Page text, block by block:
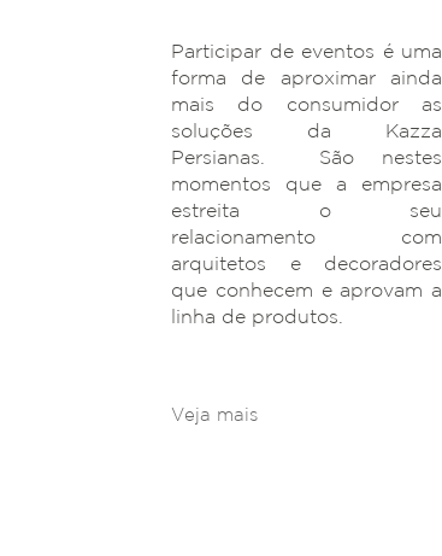
Participar de eventos é uma
forma de aproximar ainda
mais do consumidor as
soluções da Kazza
Persianas. São nestes
momentos que a empresa
estreita o seu
relacionamento com
arquitetos e decoradores
que conhecem e aprovam a
linha de produtos.
Veja mais